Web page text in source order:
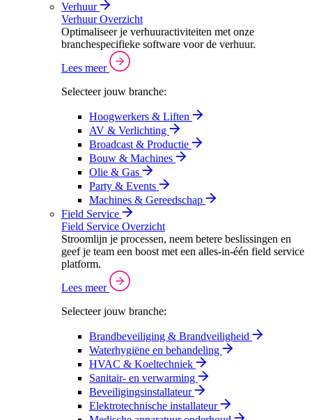
Verhuur
Verhuur Overzicht
Optimaliseer je verhuuractiviteiten met onze
branchespecifieke software voor de verhuur.
Lees meer
Selecteer jouw branche:
Hoogwerkers & Liften
AV & Verlichting
Broadcast & Productie
Bouw & Machines
Olie & Gas
Party & Events
Machines & Gereedschap
Field Service
Field Service Overzicht
Stroomlijn je processen, neem betere beslissingen en
geef je team een boost met een alles-in-één field service
platform.
Lees meer
Selecteer jouw branche:
Brandbeveiliging & Brandveiligheid
Waterhygiëne en behandeling
HVAC & Koeltechniek
Sanitair- en verwarming
Beveiligingsinstallateur
Elektrotechnische installateur